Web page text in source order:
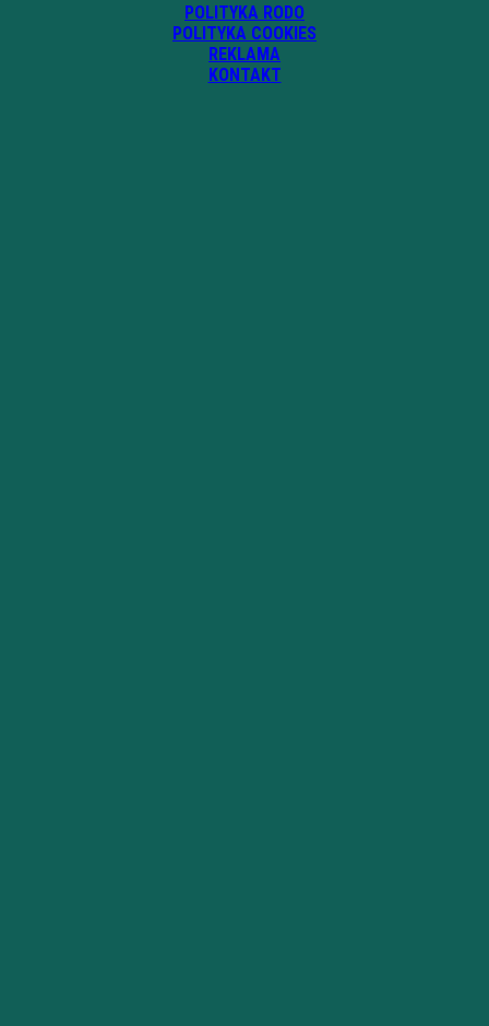
POLITYKA RODO
POLITYKA COOKIES
REKLAMA
KONTAKT